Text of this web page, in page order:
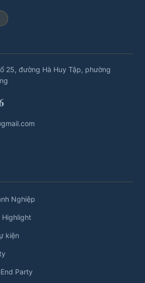
25, đường Hà Huy Tập, phường
Nghiệp
Highlight
kiện
Party